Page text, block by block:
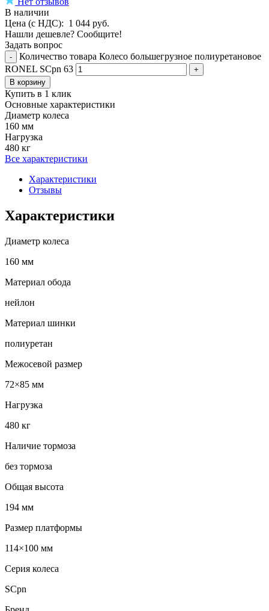
В наличии
Цена (с НДС): 1 044 руб.
Нашли дешевле? Сообщите!
Задать вопрос
-
Количество товара Колесо большегрузное полиуретановое
RONEL SCpn 63
+
В корзину
Купить в 1 клик
Основные характеристики
Диаметр колеса
160 мм
Нагрузка
480 кг
Все характеристики
Характеристики
Отзывы
Характеристики
Диаметр колеса
160 мм
Материал обода
нейлон
Материал шинки
полиуретан
Межосевой размер
72×85 мм
Нагрузка
480 кг
Наличие тормоза
без тормоза
Общая высота
194 мм
Размер платформы
114×100 мм
Серия колеса
SCpn